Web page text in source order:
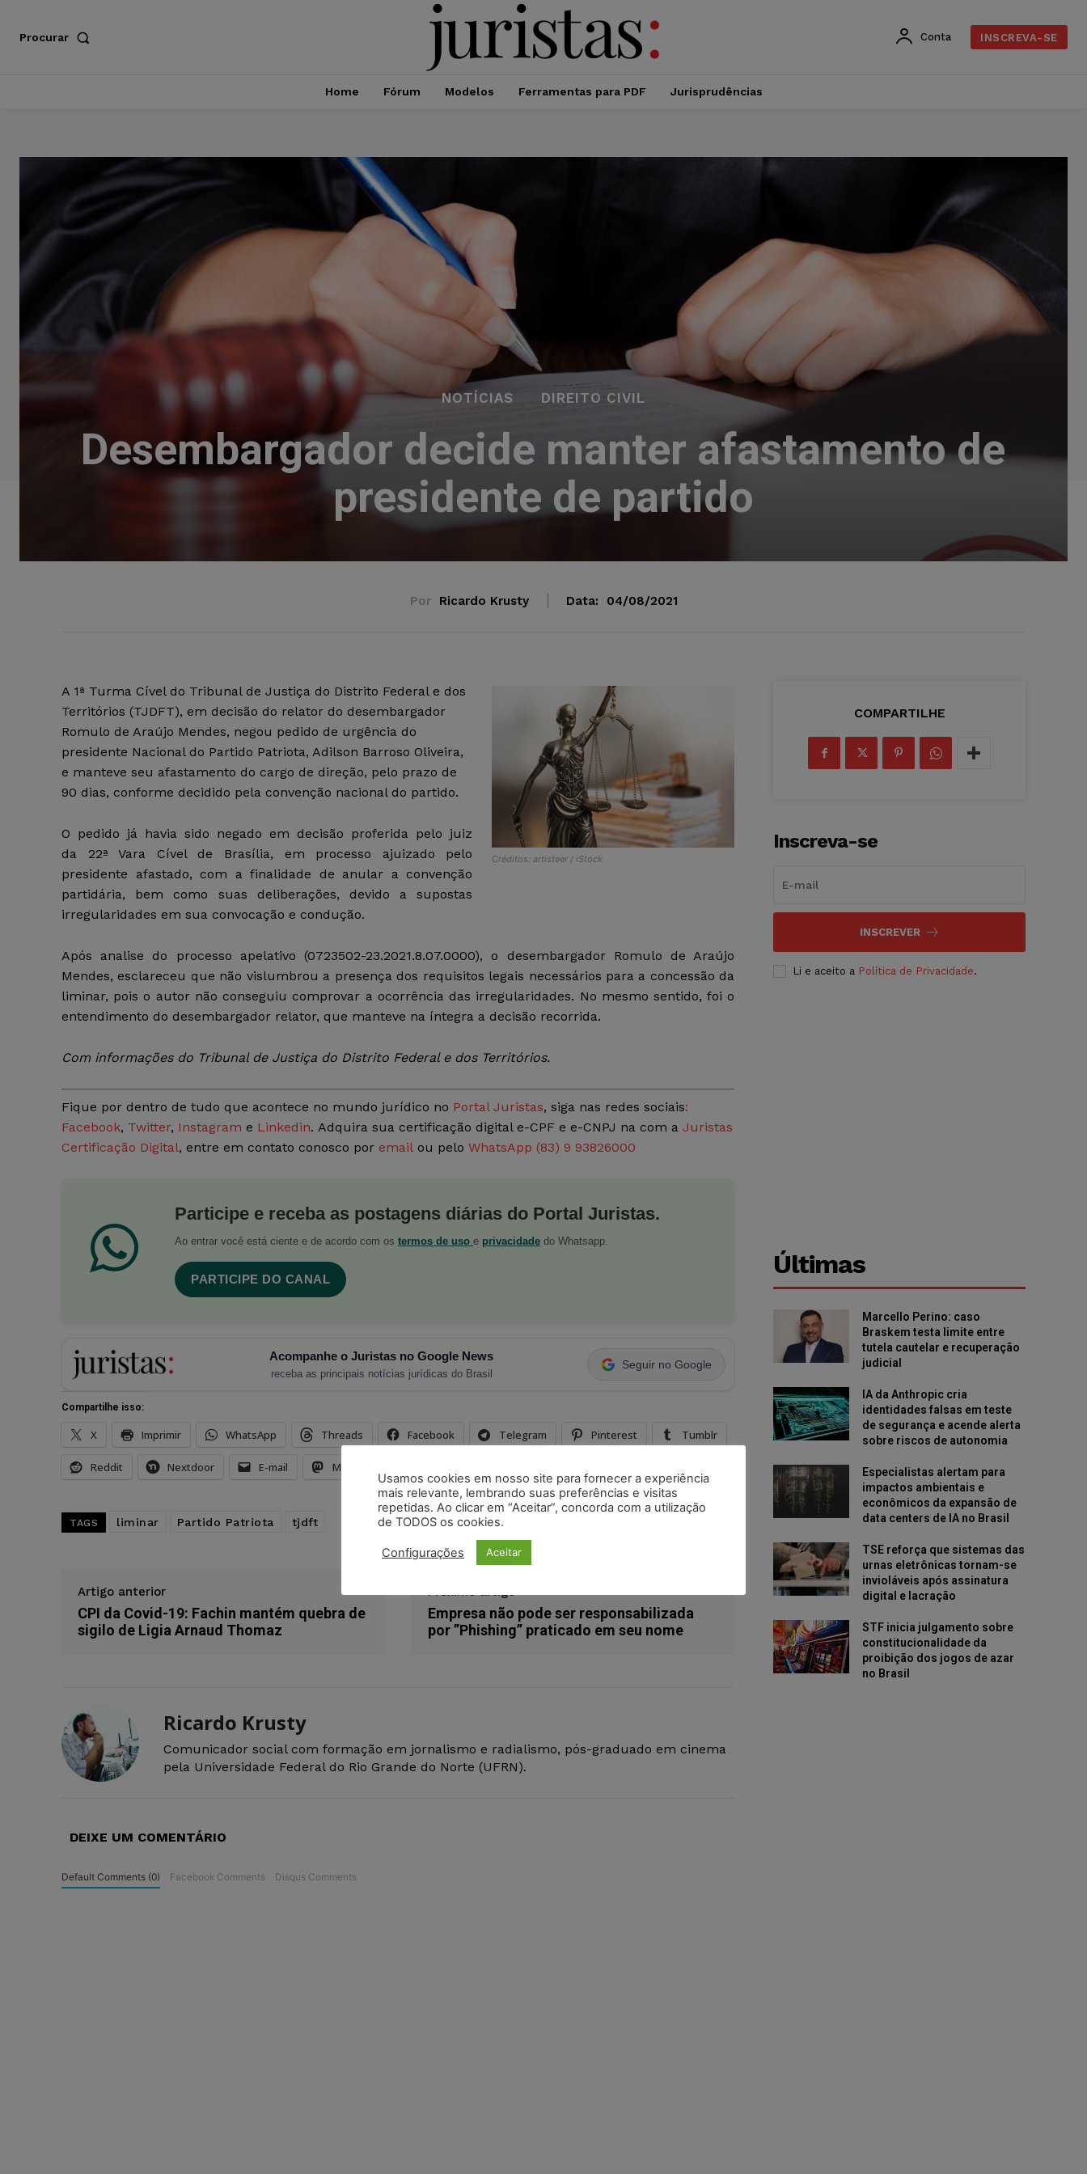
Procurar Conta INSCREVA-SE
Home Fórum Modelos Ferramentas para PDF Jurisprudências
NOTÍCIAS DIREITO CIVIL
Desembargador decide manter afastamento de
presidente de partido
Por Ricardo Krusty Data: 04/08/2021
Créditos: artisteer / iStock
A 1ª Turma Cível do Tribunal de Justiça do Distrito Federal e dos
Territórios (TJDFT), em decisão do relator do desembargador
Romulo de Araújo Mendes, negou pedido de urgência do
presidente Nacional do Partido Patriota, Adilson Barroso Oliveira,
e manteve seu afastamento do cargo de direção, pelo prazo de
90 dias, conforme decidido pela convenção nacional do partido.
O pedido já havia sido negado em decisão proferida pelo juiz
da 22ª Vara Cível de Brasília, em processo ajuizado pelo
presidente afastado, com a finalidade de anular a convenção
partidária, bem como suas deliberações, devido a supostas
irregularidades em sua convocação e condução.
Após analise do processo apelativo (0723502-23.2021.8.07.0000), o desembargador Romulo de Araújo
Mendes, esclareceu que não vislumbrou a presença dos requisitos legais necessários para a concessão da
liminar, pois o autor não conseguiu comprovar a ocorrência das irregularidades. No mesmo sentido, foi o
entendimento do desembargador relator, que manteve na íntegra a decisão recorrida.
Com informações do Tribunal de Justiça do Distrito Federal e dos Territórios.
Fique por dentro de tudo que acontece no mundo jurídico no Portal Juristas, siga nas redes sociais:
Facebook, Twitter, Instagram e Linkedin. Adquira sua certificação digital e-CPF e e-CNPJ na com a Juristas
Certificação Digital, entre em contato conosco por email ou pelo WhatsApp (83) 9 93826000
Participe e receba as postagens diárias do Portal Juristas.
Ao entrar você está ciente e de acordo com os termos de uso e privacidade do Whatsapp.
PARTICIPE DO CANAL
Acompanhe o Juristas no Google News
receba as principais notícias jurídicas do Brasil
Seguir no Google
Compartilhe isso:
X Imprimir WhatsApp Threads Facebook Telegram Pinterest Tumblr
Reddit Nextdoor E-mail Mastodon
TAGS liminar Partido Patriota tjdft
Artigo anterior
CPI da Covid-19: Fachin mantém quebra de
sigilo de Ligia Arnaud Thomaz
Próximo artigo
Empresa não pode ser responsabilizada
por ”Phishing” praticado em seu nome
Ricardo Krusty
Comunicador social com formação em jornalismo e radialismo, pós-graduado em cinema
pela Universidade Federal do Rio Grande do Norte (UFRN).
DEIXE UM COMENTÁRIO
Default Comments (0) Facebook Comments Disqus Comments
COMPARTILHE
Inscreva-se
INSCREVER
Li e aceito a Política de Privacidade.
Últimas
Marcello Perino: caso
Braskem testa limite entre
tutela cautelar e recuperação
judicial
IA da Anthropic cria
identidades falsas em teste
de segurança e acende alerta
sobre riscos de autonomia
Especialistas alertam para
impactos ambientais e
econômicos da expansão de
data centers de IA no Brasil
TSE reforça que sistemas das
urnas eletrônicas tornam-se
invioláveis após assinatura
digital e lacração
STF inicia julgamento sobre
constitucionalidade da
proibição dos jogos de azar
no Brasil
Usamos cookies em nosso site para fornecer a experiência
mais relevante, lembrando suas preferências e visitas
repetidas. Ao clicar em “Aceitar”, concorda com a utilização
de TODOS os cookies.
Configurações Aceitar